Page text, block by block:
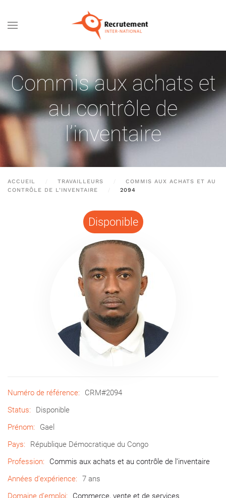
Passer au contenu principal
Commis aux achats et
au contrôle de
l’inventaire
ACCUEIL TRAVAILLEURS
COMMIS AUX ACHATS ET AU
CONTRÔLE DE L’INVENTAIRE
2094
Disponible
Numéro de référence:
CRM#2094
Status:
Disponible
Prénom:
Gael
Pays:
République Démocratique du Congo
Profession:
Commis aux achats et au contrôle de l’inventaire
Années d’expérience:
7 ans
Domaine d’emploi:
Commerce, vente et de services